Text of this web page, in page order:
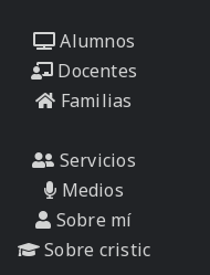
Alumnos
Docentes
Familias
Servicios
Medios
Sobre mí
Sobre cristic